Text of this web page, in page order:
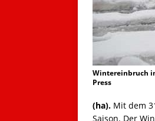
Wintereinbruch
Press
(ha). Mit dem
Saison. Der